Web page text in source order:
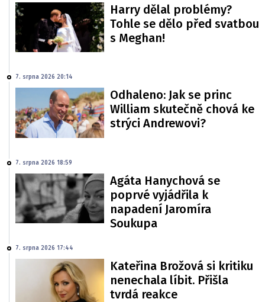
Harry dělal problémy?
Tohle se dělo před svatbou
s Meghan!
7. srpna 2026 20:14
Odhaleno: Jak se princ
William skutečně chová ke
strýci Andrewovi?
7. srpna 2026 18:59
Agáta Hanychová se
poprvé vyjádřila k
napadení Jaromíra
Soukupa
7. srpna 2026 17:44
Kateřina Brožová si kritiku
nenechala líbit. Přišla
tvrdá reakce